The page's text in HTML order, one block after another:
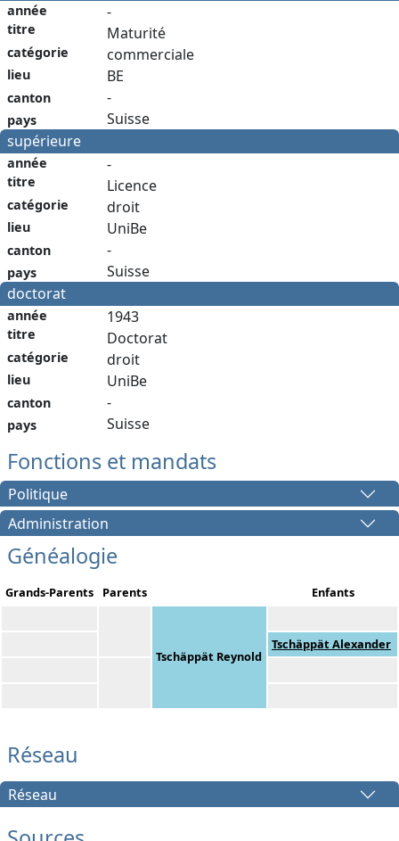
année
titre
catégorie
lieu
canton
pays
-
Maturité
commerciale
BE
-
Suisse
supérieure
année
titre
catégorie
lieu
canton
pays
-
Licence
droit
UniBe
-
Suisse
doctorat
année
titre
catégorie
lieu
canton
pays
1943
Doctorat
droit
UniBe
-
Suisse
Fonctions et mandats
Politique
Administration
Généalogie
Grands-Parents Parents Enfants
Tschäppät Reynold
Tschäppät Alexander
Réseau
Réseau